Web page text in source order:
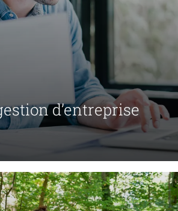
d’entreprise